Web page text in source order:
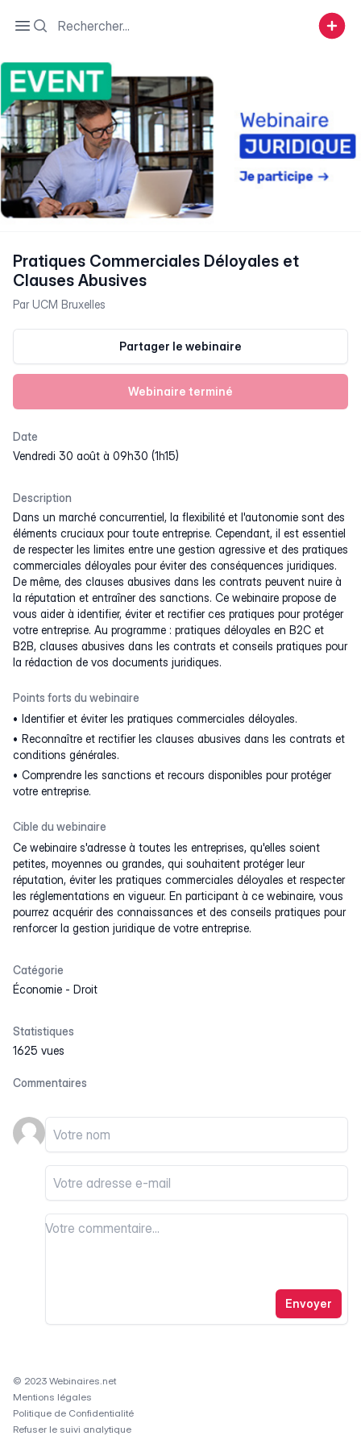
Open sidebar
Search
Pratiques Commerciales Déloyales et
Clauses Abusives
ParUCM Bruxelles
Partager le webinaire
Webinaire terminé
Date
vendredi 30 août à 09h30 (1h15)
Description
Dans un marché concurrentiel, la flexibilité et l'autonomie sont des
éléments cruciaux pour toute entreprise. Cependant, il est essentiel
de respecter les limites entre une gestion agressive et des pratiques
commerciales déloyales pour éviter des conséquences juridiques.
De même, des clauses abusives dans les contrats peuvent nuire à
la réputation et entraîner des sanctions. Ce webinaire propose de
vous aider à identifier, éviter et rectifier ces pratiques pour protéger
votre entreprise. Au programme : pratiques déloyales en B2C et
B2B, clauses abusives dans les contrats et conseils pratiques pour
la rédaction de vos documents juridiques.
Points forts du webinaire
Identifier et éviter les pratiques commerciales déloyales.
Reconnaître et rectifier les clauses abusives dans les contrats et
conditions générales.
Comprendre les sanctions et recours disponibles pour protéger
votre entreprise.
Cible du webinaire
Ce webinaire s'adresse à toutes les entreprises, qu'elles soient
petites, moyennes ou grandes, qui souhaitent protéger leur
réputation, éviter les pratiques commerciales déloyales et respecter
les réglementations en vigueur. En participant à ce webinaire, vous
pourrez acquérir des connaissances et des conseils pratiques pour
renforcer la gestion juridique de votre entreprise.
Catégorie
Économie - Droit
Statistiques
1625 vues
Commentaires
Votre nom
Votre email
Votre commentaire
Votre commentaire
Envoyer
© 2023 Webinaires.net
Mentions légales
Politique de Confidentialité
Refuser le suivi analytique